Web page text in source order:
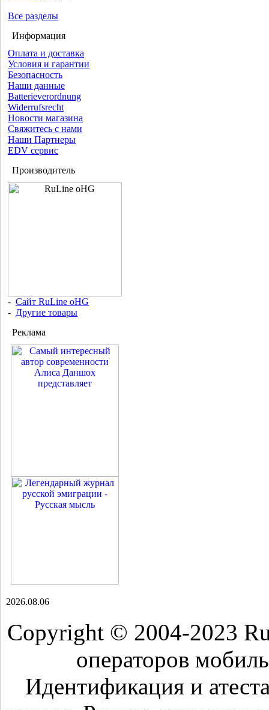
Все разделы
Информация
Оплата и доставка
Условия и гарантии
Безопасность
Наши данные
Batterieverordnung
Widerrufsrecht
Новости магазина
Свяжитесь с нами
Наши Партнеры
EDV сервис
Производитель
- Сайт RuLine oHG
- Другие товары
Реклама
2026.08.06
Copyright © 2004-2023
операторов
Идентификация и